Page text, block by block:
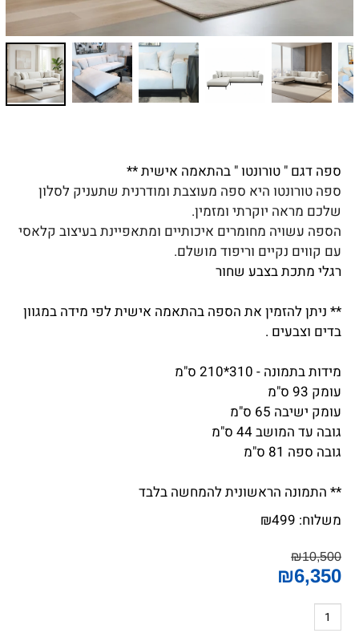
ספה דגם " טורונטו " בהתאמה אישית **
ספה טורונטו היא ספה מעוצבת ומודרנית שתעניק לסלון
שלכם מראה יוקרתי ומזמין.
הספה עשויה מחומרים איכותיים ומתאפיינת בעיצוב קלאסי
עם קווים נקיים וריפוד מושלם.
רגלי מתכת בצבע שחור
** ניתן להזמין את הספה בהתאמה אישית לפי מידה במגוון
בדים וצבעים .
מידות בתמונה - 310*210 ס"מ
עומק 93 ס"מ
עומק ישיבה 65 ס"מ
גובה עד המושב 44 ס"מ
גובה ספה 81 ס"מ
** התמונה הראשונית להמחשה בלבד
משלוח:
₪499
₪10,500
₪6,350